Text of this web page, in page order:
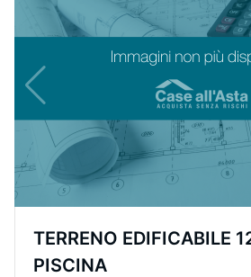
TERRENO EDIFICABILE
PISCINA